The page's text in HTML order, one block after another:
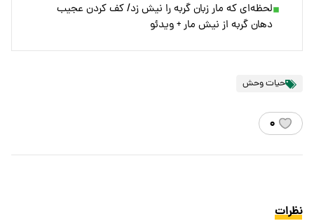
لحظه‌ای که مار زبان گربه را نیش زد/ کف کردن عجیب
دهان گربه از نیش مار + ویدئو
حیات وحش
۰
نظرات